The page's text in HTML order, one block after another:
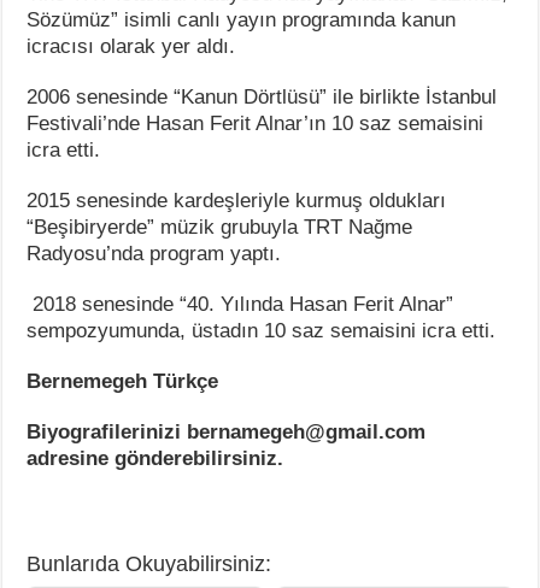
Sözümüz” isimli canlı yayın programında kanun
icracısı olarak yer aldı.
2006 senesinde “Kanun Dörtlüsü” ile birlikte İstanbul
Festivali’nde Hasan Ferit Alnar’ın 10 saz semaisini
icra etti.
2015 senesinde kardeşleriyle kurmuş oldukları
“Beşibiryerde” müzik grubuyla TRT Nağme
Radyosu’nda program yaptı.
2018 senesinde “40. Yılında Hasan Ferit Alnar”
sempozyumunda, üstadın 10 saz semaisini icra etti.
Bernemegeh Türkçe
Biyografilerinizi bernamegeh@gmail.com
adresine gönderebilirsiniz.
Bunlarıda Okuyabilirsiniz: